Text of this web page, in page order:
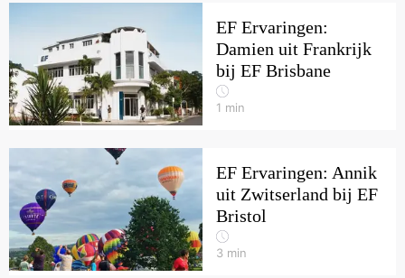
EF Ervaringen:
Damien uit Frankrijk
bij EF Brisbane
1 min
EF Ervaringen: Annik
uit Zwitserland bij EF
Bristol
3 min